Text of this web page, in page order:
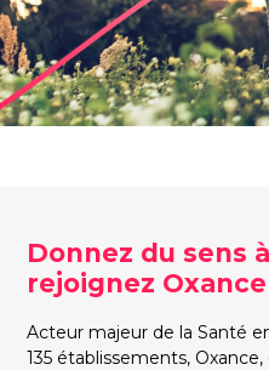
Donnez du sens
rejoignez Oxance
Acteur majeur de la Santé
135 établissements,